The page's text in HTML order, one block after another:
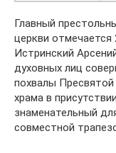
Главный
церкви отмечается
Истринский
духовных лиц
похвалы
храма в
знаменательный
совместной